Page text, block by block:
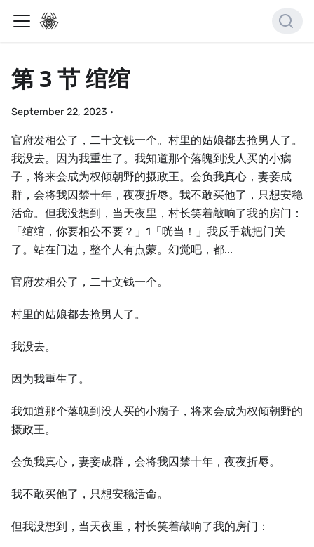
第 3 节 绾绾
September 22, 2023 ·
官府发相公了，二十文钱一个。村里的姑娘都去抢男人了。
我没去。因为我重生了。我知道那个落魄到没人买的小瘸
子，将来会成为权倾朝野的摄政王。会负我真心，妻妾成
群，会将我囚禁十年，夜夜折辱。我不敢买他了，只想安稳
活命。但我没想到，当天夜里，村长笑着敲响了我的房门：
「绾绾，你要相公不要？」1「咣当！」我反手就把门关
了。站在门边，整个人有点蒙。幻觉吧，都...
官府发相公了，二十文钱一个。
村里的姑娘都去抢男人了。
我没去。
因为我重生了。
我知道那个落魄到没人买的小瘸子，将来会成为权倾朝野的
摄政王。
会负我真心，妻妾成群，会将我囚禁十年，夜夜折辱。
我不敢买他了，只想安稳活命。
但我没想到，当天夜里，村长笑着敲响了我的房门：